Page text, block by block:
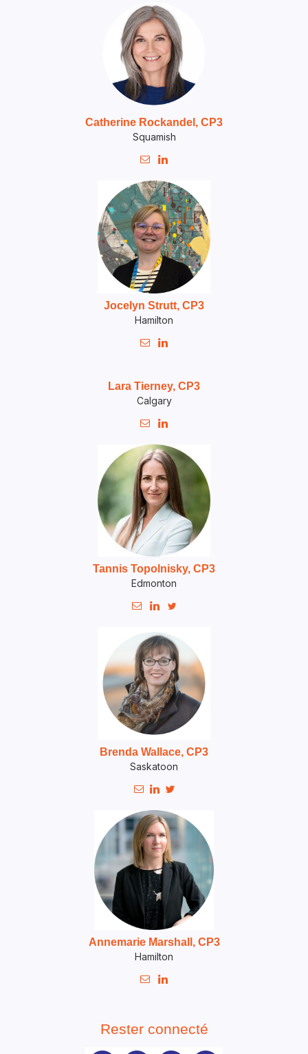
Catherine Rockandel, CP3
Squamish
 
Jocelyn Strutt, CP3
Hamilton
 
Lara Tierney, CP3
Calgary
 
Tannis Topolnisky, CP3
Edmonton
  
Brenda Wallace, CP3
Saskatoon
  
Annemarie Marshall, CP3
Hamilton
 
Rester connecté